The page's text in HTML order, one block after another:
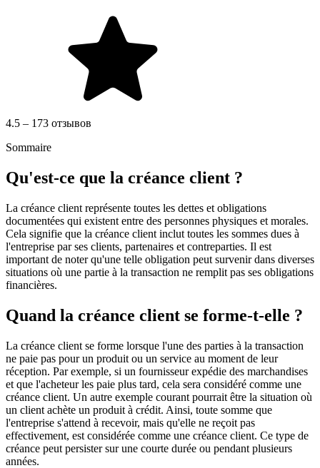
4.5 – 173 отзывов
Sommaire
Qu'est-ce que la créance client ?
La créance client représente toutes les dettes et obligations
documentées qui existent entre des personnes physiques et morales.
Cela signifie que la créance client inclut toutes les sommes dues à
l'entreprise par ses clients, partenaires et contreparties. Il est
important de noter qu'une telle obligation peut survenir dans diverses
situations où une partie à la transaction ne remplit pas ses obligations
financières.
Quand la créance client se forme-t-elle ?
La créance client se forme lorsque l'une des parties à la transaction
ne paie pas pour un produit ou un service au moment de leur
réception. Par exemple, si un fournisseur expédie des marchandises
et que l'acheteur les paie plus tard, cela sera considéré comme une
créance client. Un autre exemple courant pourrait être la situation où
un client achète un produit à crédit. Ainsi, toute somme que
l'entreprise s'attend à recevoir, mais qu'elle ne reçoit pas
effectivement, est considérée comme une créance client. Ce type de
créance peut persister sur une courte durée ou pendant plusieurs
années.